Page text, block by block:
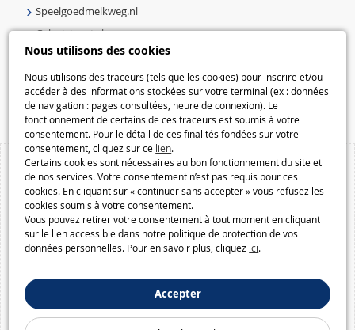
Nous utilisons des cookies
Nous utilisons des traceurs (tels que les cookies) pour inscrire et/ou
accéder à des informations stockées sur votre terminal (ex : données
de navigation : pages consultées, heure de connexion). Le
fonctionnement de certains de ces traceurs est soumis à votre
consentement. Pour le détail de ces finalités fondées sur votre
consentement, cliquez sur ce lien.
Certains cookies sont nécessaires au bon fonctionnement du site et
de nos services. Votre consentement n’est pas requis pour ces
cookies. En cliquant sur « continuer sans accepter » vous refusez les
cookies soumis à votre consentement.
Vous pouvez retirer votre consentement à tout moment en cliquant
sur le lien accessible dans notre politique de protection de vos
données personnelles. Pour en savoir plus, cliquez ici.
Accepter
Speelgoedmelkweg.nl
Galaxiejouets.be
Galaxiespielzeug.be
Speelgoedmelkweg.be
Macway.com